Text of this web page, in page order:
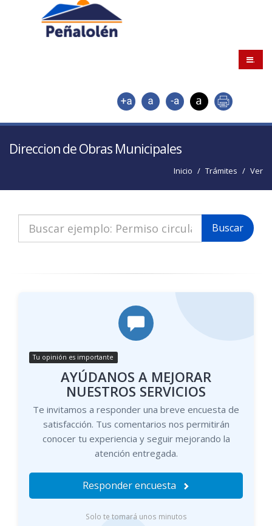
.
Direccion de Obras Municipales
Inicio Trámites Ver
Buscar
Tu opinión es importante
AYÚDANOS A MEJORAR
NUESTROS SERVICIOS
Te invitamos a responder una breve encuesta de
satisfacción. Tus comentarios nos permitirán
conocer tu experiencia y seguir mejorando la
atención entregada.
Responder encuesta
Solo te tomará unos minutos